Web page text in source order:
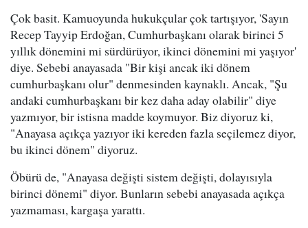
Çok basit. Kamuoyunda hukukçular çok tartışıyor, 'Sayın
Recep Tayyip Erdoğan, Cumhurbaşkanı olarak birinci 5
yıllık dönemini mi sürdürüyor, ikinci dönemini mi yaşıyor'
diye. Sebebi anayasada "Bir kişi ancak iki dönem
cumhurbaşkanı olur" denmesinden kaynaklı. Ancak, "Şu
andaki cumhurbaşkanı bir kez daha aday olabilir" diye
yazmıyor, bir istisna madde koymuyor. Biz diyoruz ki,
"Anayasa açıkça yazıyor iki kereden fazla seçilemez diyor,
bu ikinci dönem" diyoruz.
Öbürü de, "Anayasa değişti sistem değişti, dolayısıyla
birinci dönemi" diyor. Bunların sebebi anayasada açıkça
yazmaması, kargaşa yarattı.